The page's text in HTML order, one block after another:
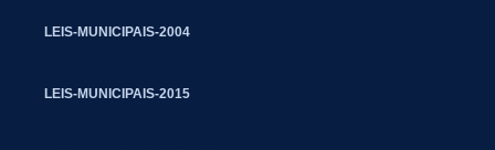
LEIS-MUNICIPAIS-2004
LEIS-MUNICIPAIS-2015